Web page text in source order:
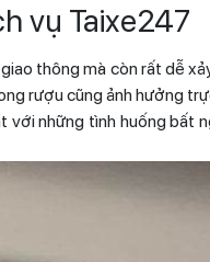
vụ Taixe247
thông mà còn rất dễ
rượu cũng ảnh hưởng
với những tình huống